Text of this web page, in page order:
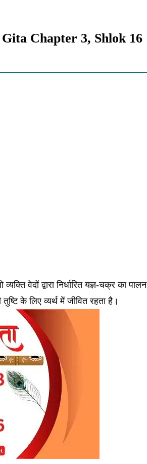
Gita Chapter 3, Shlok 16
वेदों द्वारा निर्धारित यज्ञ-चक्र का पालन
के लिए व्यर्थ में जीवित रहता है।